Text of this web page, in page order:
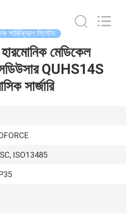
সার্জিক্যাল সিস্টেম
মেডিকেল
QUHS14S
সার্জারি
ISO13485